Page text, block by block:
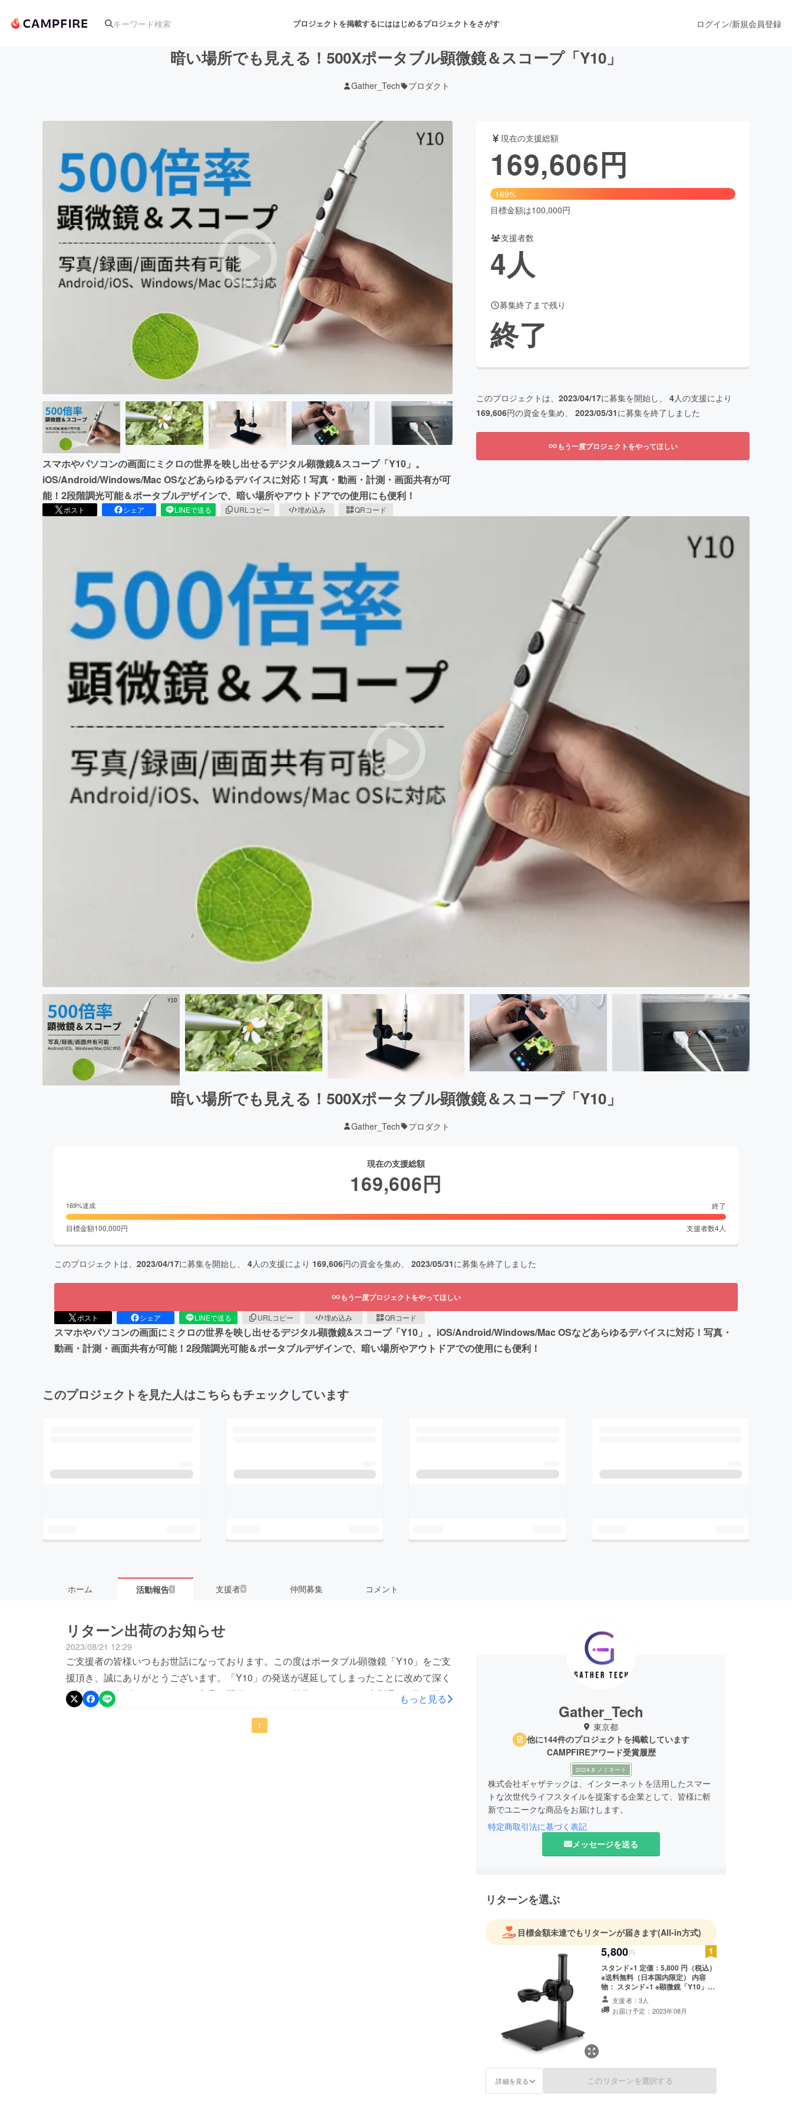
プロジェクトを掲載するにははじめるプロジェクトをさがす
アート・写真 舞台・パフォーマンス
テクノロジー・ガジェット ゲーム・サービス開発 ファッション
映像・映画 書籍・雑誌出版
ビジネス・起業 チャレンジ ビューティー・ヘルスケア
まちづくり・地域活性化
CAMPFIRE for Social Good
CAMPFIRE Creation
CAMPFIREふるさと納税
コミュニティ
ログイン/新規会員登録
暗い場所でも見える！500Xポータブル顕微鏡＆スコープ「Y10」
Gather_Tech プロダクト
スマホやパソコンの画面にミクロの世界を映し出せるデジタル顕微鏡&スコープ「Y10」。
iOS/Android/Windows/Mac OSなどあらゆるデバイスに対応！写真・動画・計測・画面共有が可
能！2段階調光可能＆ポータブルデザインで、暗い場所やアウトドアでの使用にも便利！
ポスト シェア LINEで送る URLコピー 埋め込み QRコード
現在の支援総額
169,606円
169%
目標金額は100,000円
支援者数
4人
募集終了まで残り
終了
このプロジェクトは、 2023/04/17に募集を開始し、 4人の支援により
169,606円の資金を集め、 2023/05/31に募集を終了しました
もう一度プロジェクトをやってほしい
暗い場所でも見える！500Xポータブル顕微鏡＆スコープ「Y10」
Gather_Tech プロダクト
現在の支援総額
169,606円
169%達成 終了
目標金額100,000円 支援者数4人
このプロジェクトは、 2023/04/17に募集を開始し、 4人の支援により 169,606円の資金を集め、 2023/05/31に募集を終了しました
もう一度プロジェクトをやってほしい
ポスト シェア LINEで送る URLコピー 埋め込み QRコード
スマホやパソコンの画面にミクロの世界を映し出せるデジタル顕微鏡&スコープ「Y10」。iOS/Android/Windows/Mac OSなどあらゆるデバイスに対応！写真・
動画・計測・画面共有が可能！2段階調光可能＆ポータブルデザインで、暗い場所やアウトドアでの使用にも便利！
このプロジェクトを見た人はこちらもチェックしています
ホーム 活動報告 1 支援者4 仲間募集 コメント
リターン出荷のお知らせ
2023/08/21 12:29
ご支援者の皆様いつもお世話になっております。この度はポータブル顕微鏡「Y10」をご支
援頂き、誠にありがとうございます。「Y10」の発送が遅延してしまったことに改めて深く
お詫び申し上げます。リターン商品の配送についてご報告いたします。本製品は8月20日で
全てのリターン生産、点検が完了いたしました。8月22日~8月23日まで順次発送いたします
のでご報告させて頂きます。現時点では、下記通りのスケジュールにてお届けいたしま
もっと見る
1
Gather_Tech
東京都
他に144件のプロジェクトを掲載しています
CAMPFIREアワード受賞履歴
2024.6 ノミネート
株式会社ギャザテックは、インターネットを活用したスマー
トな次世代ライフスタイルを提案する企業として、皆様に斬
新でユニークな商品をお届けします。
そのため弊社は数多くの海外メーカーと代理店契約を結び、
価値ある商品を価値ある価格で皆様にお届けするための、日
のニーズを十分に満たす製品をご提供し続けることが弊社の
製品及び配送に関するお問い合わせ→Eメール：
support@gather-tech.jp
特定商取引法に基づく表記
メッセージを送る
リターンを選ぶ
目標金額未達でもリターンが届きます(All-in方式)
5,800円
スタンド×1 定価：5,800 円（税込）
※送料無料（日本国内限定） 内容
物： スタンド×1 ※顕微鏡「Y10」
セットは別途でご支援購入いただく
必要があります。
支援者：3人
お届け予定：2023年08月
詳細を見る このリターンを選択する